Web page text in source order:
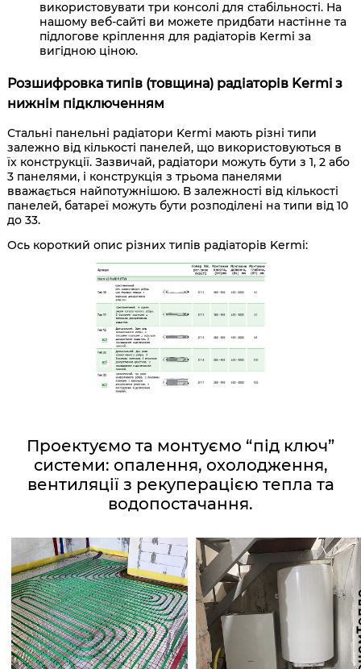
використовувати три консолі для стабільності. На
нашому веб-сайті ви можете придбати настінне та
підлогове кріплення для радіаторів Kermi за
вигідною ціною.
Розшифровка типів (товщина) радіаторів Kermi з
нижнім підключенням
Стальні панельні радіатори Kermi мають різні типи
залежно від кількості панелей, що використовуються в
їх конструкції. Зазвичай, радіатори можуть бути з 1, 2 або
3 панелями, і конструкція з трьома панелями
вважається найпотужнішою. В залежності від кількості
панелей, батареї можуть бути розподілені на типи від 10
до 33.
Ось короткий опис різних типів радіаторів Kermi:
Проектуємо та монтуємо “під ключ”
системи: опалення, охолодження,
вентиляції з рекуперацією тепла та
водопостачання.